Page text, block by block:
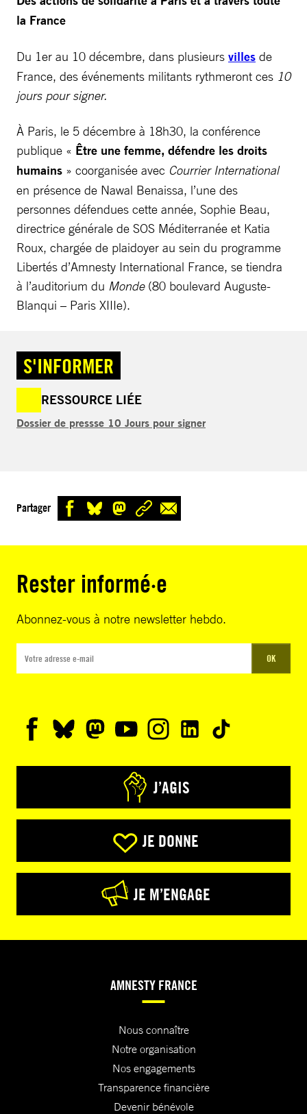
la France
Du 1er au 10 décembre, dans plusieurs villes de
France, des événements militants rythmeront ces 10
jours pour signer.
À Paris, le 5 décembre à 18h30, la conférence
publique « Être une femme, défendre les droits
humains » coorganisée avec Courrier International
en présence de Nawal Benaissa, l’une des
personnes défendues cette année, Sophie Beau,
directrice générale de SOS Méditerranée et Katia
Roux, chargée de plaidoyer au sein du programme
Libertés d’Amnesty International France, se tiendra
à l’auditorium du Monde(80 boulevard Auguste-
Blanqui – Paris XIIIe).
S'INFORMER
RESSOURCE LIÉE
Dossier de pressse 10 Jours pour signer
Partager
Rester informé·e
Abonnez-vous à notre newsletter hebdo.
OK
J’AGIS
JE DONNE
JE M’ENGAGE
AMNESTY FRANCE
Nous connaître
Notre organisation
Nos engagements
Transparence financière
Devenir bénévole